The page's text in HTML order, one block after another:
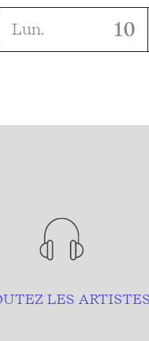
Lun. 10
LES ARTISTES